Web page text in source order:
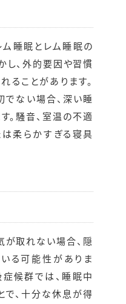
ム睡眠とレム睡眠の
し、外的要因や習慣
ることがあります。
でない場合、深い睡
。騒音、室温の不適
は柔らかすぎる寝具
取れない場合、隠
る可能性がありま
候群では、睡眠中
で、十分な休息が得